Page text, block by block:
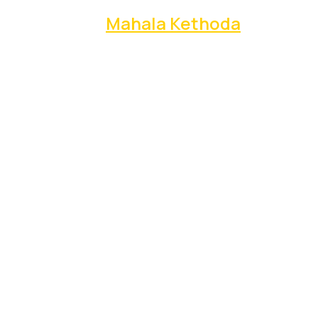
Mahala Kethoda